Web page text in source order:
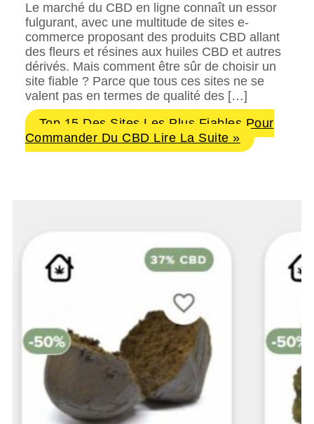
Le marché du CBD en ligne connaît un essor
fulgurant, avec une multitude de sites e-
commerce proposant des produits CBD allant
des fleurs et résines aux huiles CBD et autres
dérivés. Mais comment être sûr de choisir un
site fiable ? Parce que tous ces sites ne se
valent pas en termes de qualité des […]
Top 15 Des Sites Les Plus Fiables Pour
Commander Du CBD Lire La Suite »